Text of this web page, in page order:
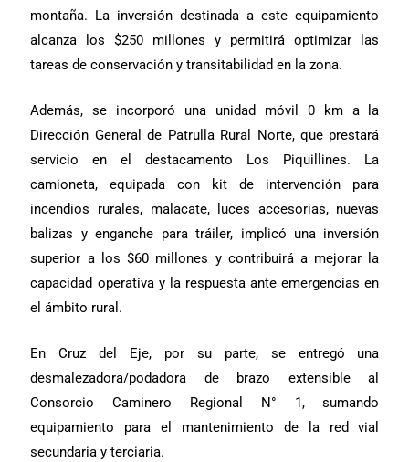
montaña. La inversión destinada a este equipamiento
alcanza los $250 millones y permitirá optimizar las
tareas de conservación y transitabilidad en la zona.
Además, se incorporó una unidad móvil 0 km a la
Dirección General de Patrulla Rural Norte, que prestará
servicio en el destacamento Los Piquillines. La
camioneta, equipada con kit de intervención para
incendios rurales, malacate, luces accesorias, nuevas
balizas y enganche para tráiler, implicó una inversión
superior a los $60 millones y contribuirá a mejorar la
capacidad operativa y la respuesta ante emergencias en
el ámbito rural.
En Cruz del Eje, por su parte, se entregó una
desmalezadora/podadora de brazo extensible al
Consorcio Caminero Regional N° 1, sumando
equipamiento para el mantenimiento de la red vial
secundaria y terciaria.